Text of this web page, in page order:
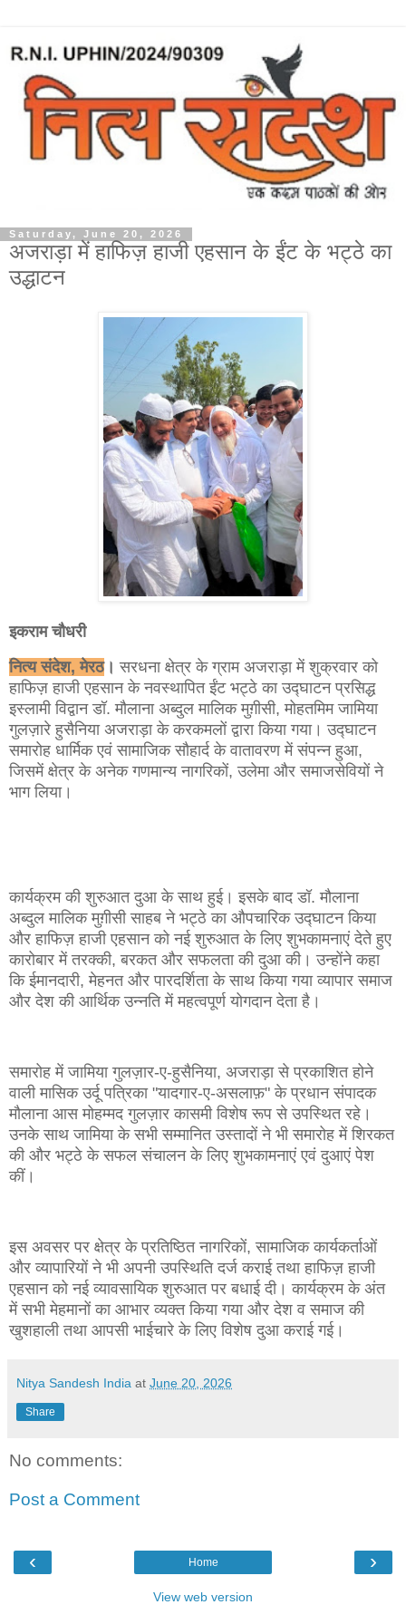
Saturday, June 20, 2026
अजराड़ा में हाफिज़ हाजी एहसान के ईंट के भट्ठे का
उद्धाटन
इकराम चौधरी
नित्य संदेश, मेरठ। सरधना क्षेत्र के ग्राम अजराड़ा में शुक्रवार को
हाफिज़ हाजी एहसान के नवस्थापित ईंट भट्ठे का उद्घाटन प्रसिद्ध
इस्लामी विद्वान डॉ. मौलाना अब्दुल मालिक मुग़ीसी, मोहतमिम जामिया
गुलज़ारे हुसैनिया अजराड़ा के करकमलों द्वारा किया गया। उद्घाटन
समारोह धार्मिक एवं सामाजिक सौहार्द के वातावरण में संपन्न हुआ,
जिसमें क्षेत्र के अनेक गणमान्य नागरिकों, उलेमा और समाजसेवियों ने
भाग लिया।
कार्यक्रम की शुरुआत दुआ के साथ हुई। इसके बाद डॉ. मौलाना
अब्दुल मालिक मुग़ीसी साहब ने भट्ठे का औपचारिक उद्घाटन किया
और हाफिज़ हाजी एहसान को नई शुरुआत के लिए शुभकामनाएं देते हुए
कारोबार में तरक्की, बरकत और सफलता की दुआ की। उन्होंने कहा
कि ईमानदारी, मेहनत और पारदर्शिता के साथ किया गया व्यापार समाज
और देश की आर्थिक उन्नति में महत्वपूर्ण योगदान देता है।
समारोह में जामिया गुलज़ार-ए-हुसैनिया, अजराड़ा से प्रकाशित होने
वाली मासिक उर्दू पत्रिका "यादगार-ए-असलाफ़" के प्रधान संपादक
मौलाना आस मोहम्मद गुलज़ार कासमी विशेष रूप से उपस्थित रहे।
उनके साथ जामिया के सभी सम्मानित उस्तादों ने भी समारोह में शिरकत
की और भट्ठे के सफल संचालन के लिए शुभकामनाएं एवं दुआएं पेश
कीं।
इस अवसर पर क्षेत्र के प्रतिष्ठित नागरिकों, सामाजिक कार्यकर्ताओं
और व्यापारियों ने भी अपनी उपस्थिति दर्ज कराई तथा हाफिज़ हाजी
एहसान को नई व्यावसायिक शुरुआत पर बधाई दी। कार्यक्रम के अंत
में सभी मेहमानों का आभार व्यक्त किया गया और देश व समाज की
खुशहाली तथा आपसी भाईचारे के लिए विशेष दुआ कराई गई।
Nitya Sandesh India at June 20, 2026
Share
No comments:
Post a Comment
‹ ›
Home
View web version